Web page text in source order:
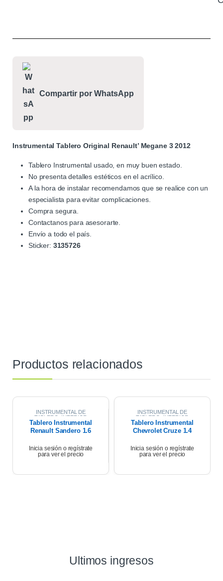
Compartir por WhatsApp
Instrumental Tablero Original Renault’ Megane 3 2012
Tablero Instrumental usado, en muy buen estado.
No presenta detalles estéticos en el acrílico.
A la hora de instalar recomendamos que se realice con un
especialista para evitar complicaciones.
Compra segura.
Contactanos para asesorarte.
Envío a todo el país.
Sticker: 3135726
Productos relacionados
INSTRUMENTAL DE
TABLERO
INTERIOR
Tablero Instrumental
Renault Sandero 1.6
Inicia sesión o regístrate
para ver el precio
INSTRUMENTAL DE
TABLERO
INTERIOR
Tablero Instrumental
Chevrolet Cruze 1.4
Inicia sesión o regístrate
para ver el precio
Ultimos ingresos